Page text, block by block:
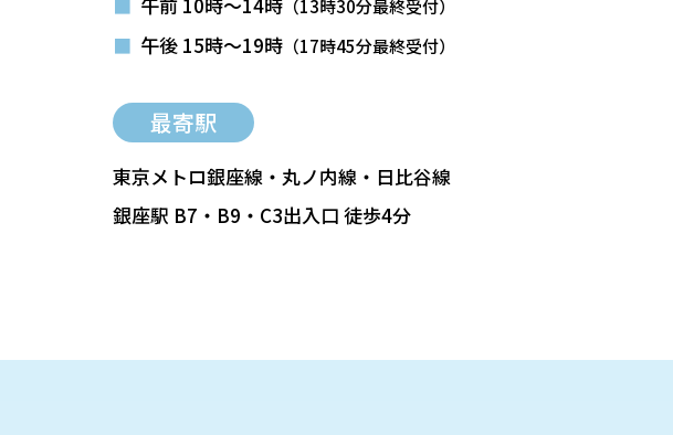
（13時30分最終受付）
■ 午後 15時～19時 （17時45分最終受付）
最寄駅
東京メトロ銀座線・丸ノ内線・日比谷線
銀座駅 B7・B9・C3出入口 徒歩4分